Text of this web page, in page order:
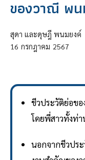
ของวาณี พ
สุดา และดุษฎี พนมยงค์
16 กรกฎาคม 2567
ชีวประวัติย่อข
โดยพี่สาวทั้งท่
นอกจากชีวปร